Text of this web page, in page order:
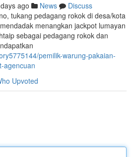
ago News
Discuss
tukang pedagang rokok di desa/kota
menangkan jackpot lumayan
sebagai pedagang rokok dan
pemilik-warung-pakaian-
agencuan
Upvoted